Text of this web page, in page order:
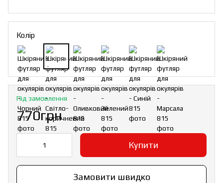
Колір
Під замовлення
770грн
Купити
Замовити швидко